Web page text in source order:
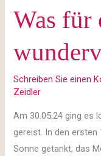
Was für
Schreiben Sie einen
Zeidler
Am 30.05.24 ging es
gereist. In den ersten
Sonne getankt, das
ein
wundervoller
Juni
2024